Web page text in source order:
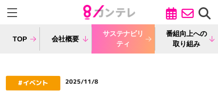
TOP 会社概要
サステナビリ
ティ
番組向上への
取り組み
2025/11/8